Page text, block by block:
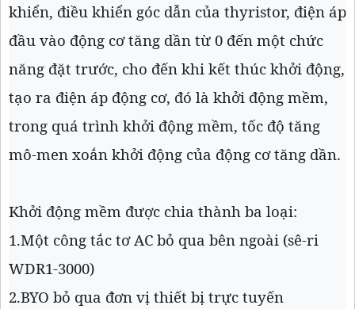
khiển, điều khiển góc dẫn của thyristor, điện áp
đầu vào động cơ tăng dần từ 0 đến một chức
năng đặt trước, cho đến khi kết thúc khởi động,
tạo ra điện áp động cơ, đó là khởi động mềm,
trong quá trình khởi động mềm, tốc độ tăng
mô-men xoắn khởi động của động cơ tăng dần.
Khởi động mềm được chia thành ba loại:
1.Một công tắc tơ AC bỏ qua bên ngoài (sê-ri
WDR1-3000)
2.BYO bỏ qua đơn vị thiết bị trực tuyến